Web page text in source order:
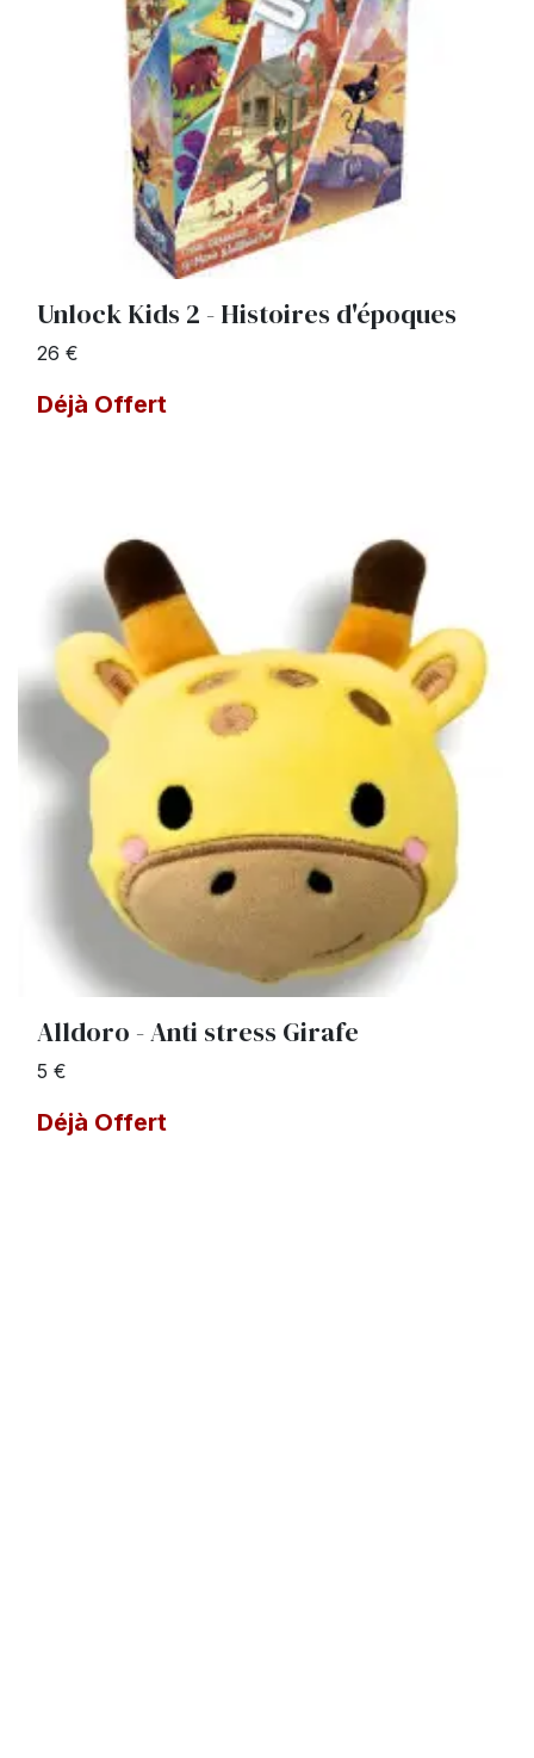
Unlock Kids 2 - Histoires d'époques
26 €
Déjà Offert
Alldoro - Anti stress Girafe
5 €
Déjà Offert